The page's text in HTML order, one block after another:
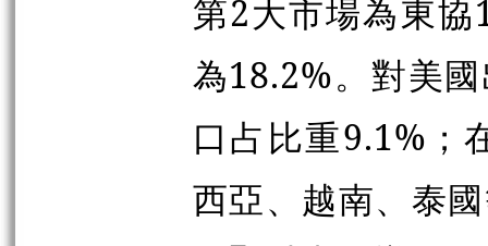
第2大市場為東
為18.2%。對美
口占比重9.1%；
西亞、越南、泰